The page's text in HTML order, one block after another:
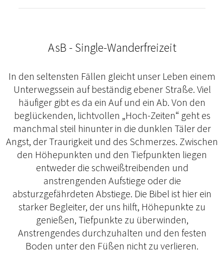
AsB - Single-Wanderfreizeit
In den seltensten Fällen gleicht unser Leben einem
Unterwegssein auf beständig ebener Straße. Viel
häufiger gibt es da ein Auf und ein Ab. Von den
beglückenden, lichtvollen „Hoch-Zeiten“ geht es
manchmal steil hinunter in die dunklen Täler der
Angst, der Traurigkeit und des Schmerzes. Zwischen
den Höhepunkten und den Tiefpunkten liegen
entweder die schweißtreibenden und
anstrengenden Aufstiege oder die
absturzgefährdeten Abstiege. Die Bibel ist hier ein
starker Begleiter, der uns hilft, Höhepunkte zu
genießen, Tiefpunkte zu überwinden,
Anstrengendes durchzuhalten und den festen
Boden unter den Füßen nicht zu verlieren.